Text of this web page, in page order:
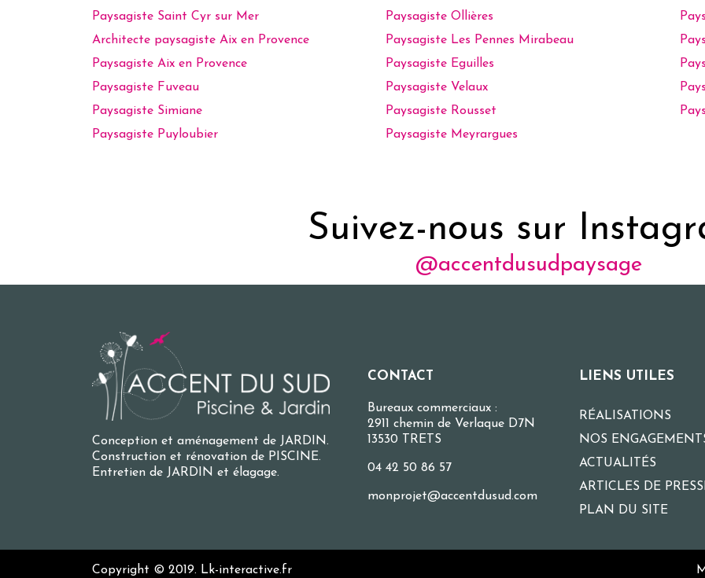
Paysagiste Saint Cyr sur Mer
Paysagiste Ollières
Architecte paysagiste Aix en Provence
Paysagiste Les Pennes Mirabeau
Paysagiste Aix en Provence
Paysagiste Eguilles
Paysagiste Fuveau
Paysagiste Velaux
Paysagiste Simiane
Paysagiste Rousset
Paysagiste Puyloubier
Paysagiste Meyrargues
Suivez-nous sur
@accentdusudpaysage
Conception et aménagement de JARDIN.
Construction et rénovation de PISCINE.
Entretien de JARDIN et élagage.
CONTACT
Bureaux commerciaux :
2911 chemin de Verlaque D7N
13530 TRETS
04 42 50 86 57
monprojet@accentdusud.com
LIENS UTILES
RÉALISATIONS
NOS
ACTUALITÉS
ARTICLES DE
PLAN DU SITE
Copyright © 2019. Lk-interactive.fr